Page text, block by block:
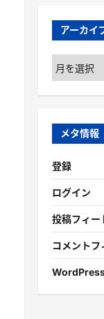
アーカイ
ア
ー
カ
ブ
メタ情報
登録
ログイン
投稿フィー
コメントフ